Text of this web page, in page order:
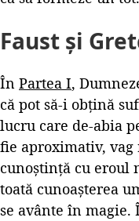
Faust și
În Partea I,
că pot să-i obțină
lucru care de-abia
fie aproximativ,
cunoștință cu eroul
toată cunoașterea
se avânte în